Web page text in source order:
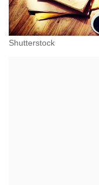
Shutterstock